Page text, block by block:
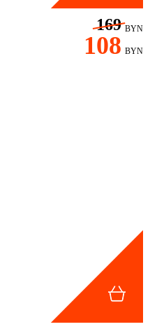
169 BYN
108 BYN